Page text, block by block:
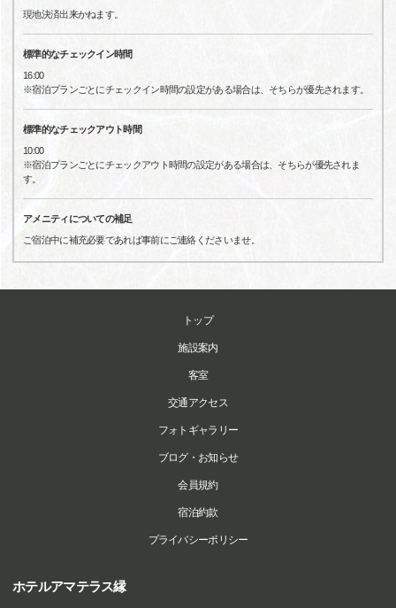
現地決済出来かねます。
標準的なチェックイン時間
16:00
※宿泊プランごとにチェックイン時間の設定がある場合は、そちらが優先されます。
標準的なチェックアウト時間
10:00
※宿泊プランごとにチェックアウト時間の設定がある場合は、そちらが優先されま
す。
アメニティについての補足
ご宿泊中に補充必要であれば事前にご連絡くださいませ。
トップ
施設案内
客室
交通アクセス
フォトギャラリー
ブログ・お知らせ
会員規約
宿泊約款
プライバシーポリシー
ホテルアマテラス縁